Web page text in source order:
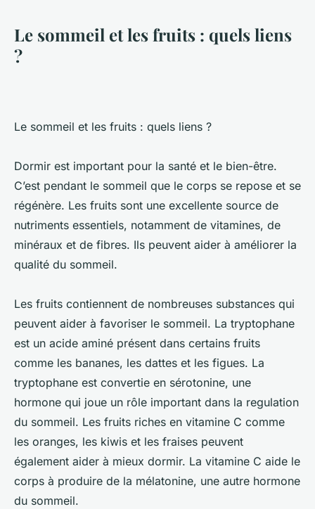
Le sommeil et les fruits : quels liens
?
Le sommeil et les fruits : quels liens ?
Dormir est important pour la santé et le bien-être.
C’est pendant le sommeil que le corps se repose et se
régénère. Les fruits sont une excellente source de
nutriments essentiels, notamment de vitamines, de
minéraux et de fibres. Ils peuvent aider à améliorer la
qualité du sommeil.
Les fruits contiennent de nombreuses substances qui
peuvent aider à favoriser le sommeil. La tryptophane
est un acide aminé présent dans certains fruits
comme les bananes, les dattes et les figues. La
tryptophane est convertie en sérotonine, une
hormone qui joue un rôle important dans la regulation
du sommeil. Les fruits riches en vitamine C comme
les oranges, les kiwis et les fraises peuvent
également aider à mieux dormir. La vitamine C aide le
corps à produire de la mélatonine, une autre hormone
du sommeil.